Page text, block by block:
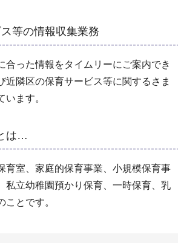
ス等の情報収集業務
合った情報をタイムリーにご案内でき
近隣区の保育サービス等に関するさま
います。
は…
育室、家庭的保育事業、小規模保育事
私立幼稚園預かり保育、一時保育、乳
ことです。